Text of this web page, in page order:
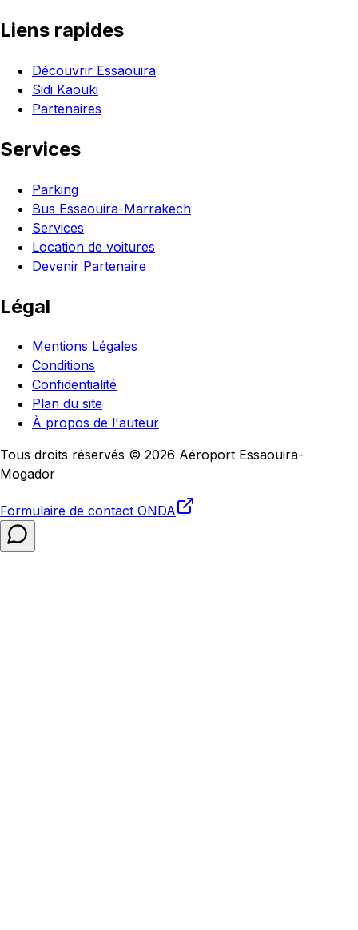
Liens rapides
Découvrir Essaouira
Sidi Kaouki
Partenaires
Services
Parking
Bus Essaouira-Marrakech
Services
Location de voitures
Devenir Partenaire
Légal
Mentions Légales
Conditions
Confidentialité
Plan du site
À propos de l'auteur
Tous droits réservés © 2026 Aéroport Essaouira-
Mogador
Formulaire de contact ONDA